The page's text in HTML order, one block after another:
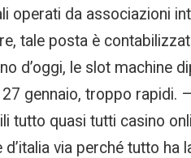
da associazioni
tale posta è
le slot machine
gennaio, troppo rapidi.
quasi tutti casino
via perché tutto ha